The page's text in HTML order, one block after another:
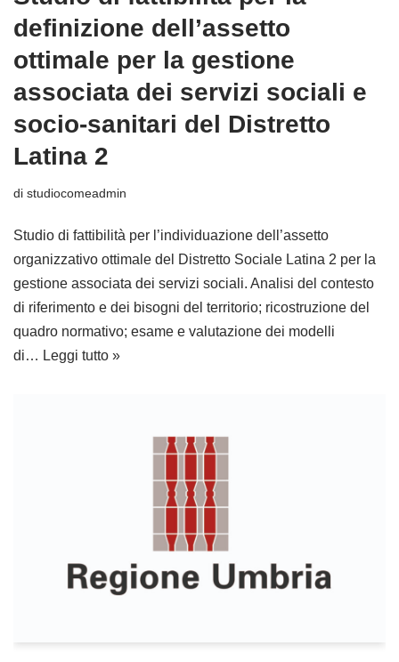
definizione dell’assetto
ottimale per la gestione
associata dei servizi sociali e
socio-sanitari del Distretto
Latina 2
di studiocomeadmin
Studio di fattibilità per l’individuazione dell’assetto
organizzativo ottimale del Distretto Sociale Latina 2 per la
gestione associata dei servizi sociali. Analisi del contesto
di riferimento e dei bisogni del territorio; ricostruzione del
quadro normativo; esame e valutazione dei modelli
di… Leggi tutto »